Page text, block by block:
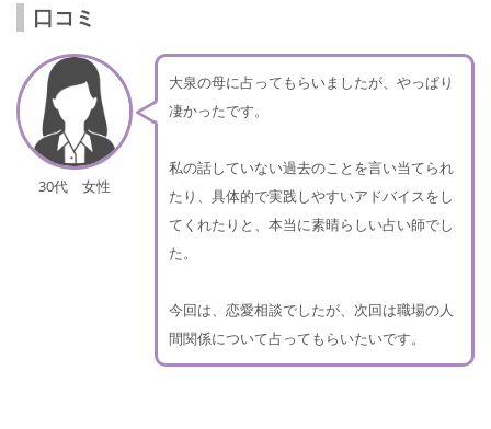
口コミ
30代 女性
大泉の母に占ってもらいましたが、やっぱり
凄かったです。
私の話していない過去のことを言い当てられ
たり、具体的で実践しやすいアドバイスをし
てくれたりと、本当に素晴らしい占い師でし
た。
今回は、恋愛相談でしたが、次回は職場の人
間関係について占ってもらいたいです。